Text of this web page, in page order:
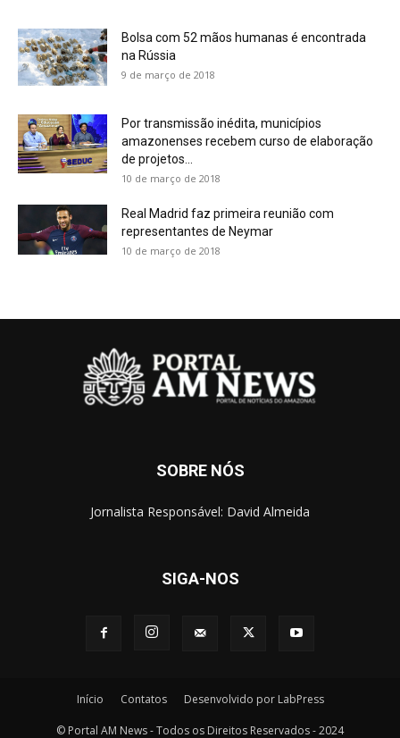
Bolsa com 52 mãos humanas é encontrada
na Rússia
9 de março de 2018
Por transmissão inédita, municípios
amazonenses recebem curso de elaboração
de projetos...
10 de março de 2018
Real Madrid faz primeira reunião com
representantes de Neymar
10 de março de 2018
SOBRE NÓS
Jornalista Responsável: David Almeida
SIGA-NOS
Início Contatos Desenvolvido por LabPress
© Portal AM News - Todos os Direitos Reservados - 2024